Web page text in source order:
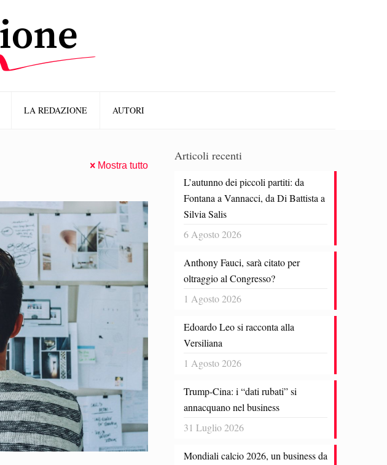
LA REDAZIONE AUTORI
Mostra tutto
Articoli recenti
L’autunno dei piccoli partiti: da
Fontana a Vannacci, da Di Battista a
Silvia Salis
6 Agosto 2026
Anthony Fauci, sarà citato per
oltraggio al Congresso?
1 Agosto 2026
Edoardo Leo si racconta alla
Versiliana
1 Agosto 2026
Trump-Cina: i “dati rubati” si
annacquano nel business
31 Luglio 2026
Mondiali calcio 2026, un business da